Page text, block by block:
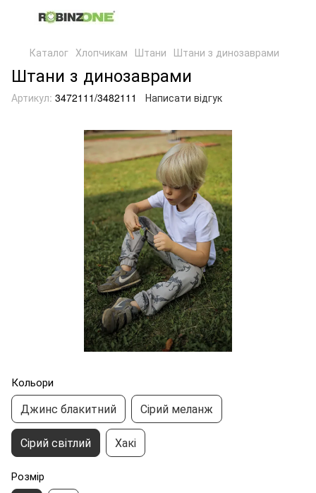
Каталог Хлопчикам Штани Штани з динозаврами
Штани з динозаврами
Артикул: 3472111/3482111 Написати відгук
Кольори
Джинс блакитний Сірий меланж
Сірий світлий Хакі
Розмір